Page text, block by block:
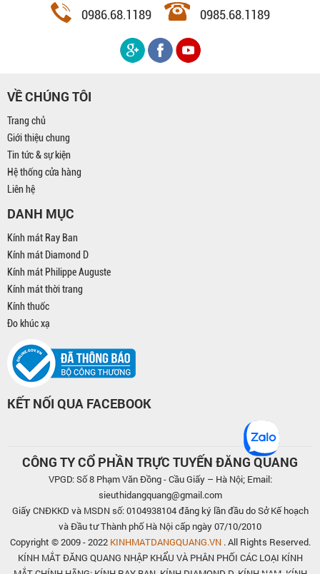
0986.68.1189 0985.68.1189
VỀ CHÚNG TÔI
Trang chủ
Giới thiệu chung
Tin tức & sự kiện
Hệ thống cửa hàng
Liên hệ
DANH MỤC
Kính mát Ray Ban
Kính mát Diamond D
Kính mát Philippe Auguste
Kính mát thời trang
Kính thuốc
Đo khúc xạ
KẾT NỐI QUA FACEBOOK
CÔNG TY CỔ PHẦN TRỰC TUYẾN ĐĂNG QUANG
VPGD: Số 8 Phạm Văn Đồng - Cầu Giấy – Hà Nội; Email:
sieuthidangquang@gmail.com
Giấy CNĐKKD và MSDN số: 0104938104 đăng ký lần đầu do Sở Kế hoạch
và Đầu tư Thành phố Hà Nội cấp ngày 07/10/2010
Copyright © 2009 - 2022 KINHMATDANGQUANG.VN. All Rights Reserved.
KÍNH MẮT ĐĂNG QUANG NHẬP KHẨU VÀ PHÂN PHỐI CÁC LOẠI KÍNH